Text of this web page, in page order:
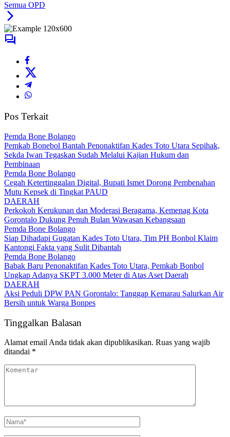
Semua OPD
Pos Terkait
Pemda Bone Bolango
Pemkab Bonebol Bantah Penonaktifan Kades Toto Utara Sepihak,
Sekda Iwan Tegaskan Sudah Melalui Kajian Hukum dan
Pembinaan
Pemda Bone Bolango
Cegah Ketertinggalan Digital, Bupati Ismet Dorong Pembenahan
Mutu Kepsek di Tingkat PAUD
DAERAH
Perkokoh Kerukunan dan Moderasi Beragama, Kemenag Kota
Gorontalo Dukung Penuh Bulan Wawasan Kebangsaan
Pemda Bone Bolango
Siap Dihadapi Gugatan Kades Toto Utara, Tim PH Bonbol Klaim
Kantongi Fakta yang Sulit Dibantah
Pemda Bone Bolango
Babak Baru Penonaktifan Kades Toto Utara, Pemkab Bonbol
Ungkap Adanya SKPT 3.000 Meter di Atas Aset Daerah
DAERAH
Aksi Peduli DPW PAN Gorontalo: Tanggap Kemarau Salurkan Air
Bersih untuk Warga Bonpes
Tinggalkan Balasan
Alamat email Anda tidak akan dipublikasikan. Ruas yang wajib
ditandai *